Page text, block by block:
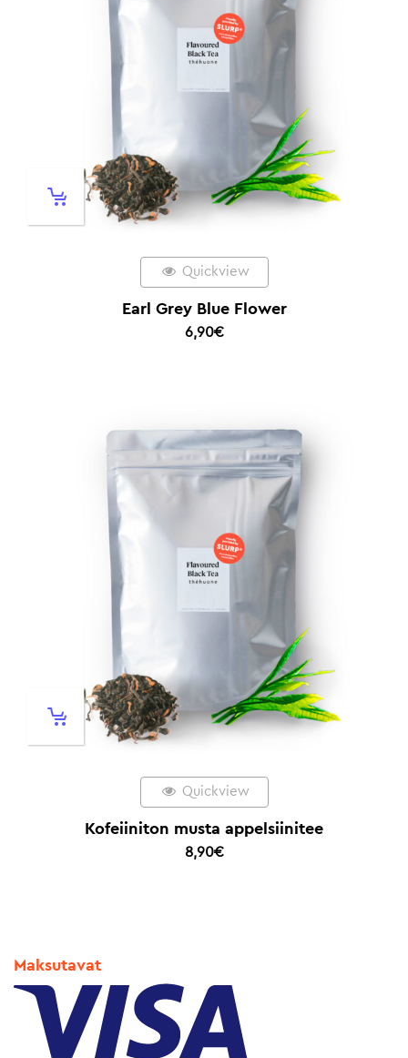
Quickview
Earl Grey Blue Flower
6,90€
Quickview
Kofeiiniton musta appelsiinitee
8,90€
Maksutavat